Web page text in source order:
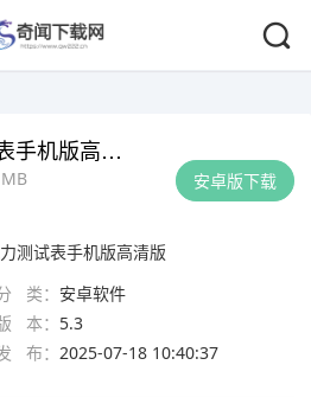
安卓版下载
视力测试表手机版高清版
测试表手机版高清版
类： 安卓软件
本： 5.3
布： 2025-07-18 10:40:37